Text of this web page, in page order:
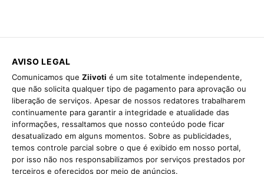
AVISO LEGAL
Comunicamos que Ziivoti é um site totalmente independente,
que não solicita qualquer tipo de pagamento para aprovação ou
liberação de serviços. Apesar de nossos redatores trabalharem
continuamente para garantir a integridade e atualidade das
informações, ressaltamos que nosso conteúdo pode ficar
desatualizado em alguns momentos. Sobre as publicidades,
temos controle parcial sobre o que é exibido em nosso portal,
por isso não nos responsabilizamos por serviços prestados por
terceiros e oferecidos por meio de anúncios.